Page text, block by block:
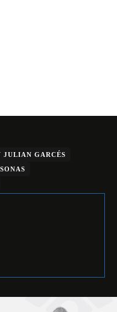
JULIAN GARCÉS